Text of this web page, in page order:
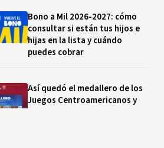
Bono a Mil 2026-2027: cómo
consultar si están tus hijos e
hijas en la lista y cuándo
puedes cobrar
Así quedó el medallero de los
Juegos Centroamericanos y